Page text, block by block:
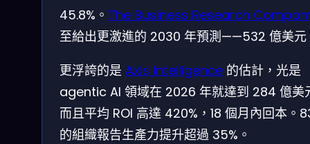
45.8%。 The Business Research
至給出更激進的 2030 年預測——532 億美元
更浮誇的是 Axis Intelligence 的估計，光是
agentic AI 領域在 2026 年就達到 284 億美
而且平均 ROI 高達 420%，18 個月內回本。
的組織報告生產力提升超過 35%。